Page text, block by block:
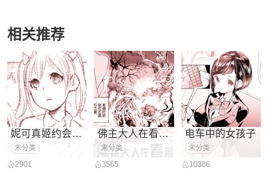
相关推荐
妮可真姬约会生活
未分类
2901
佛主大人在看著呢
未分类
3565
电车中的女孩子
未分类
10386